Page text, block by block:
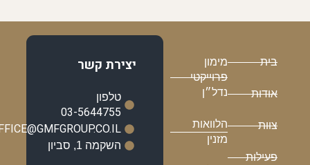
בית
אודות
צוות
פעילות
מימון
פרוייקטי
נדל״ן
הלוואות
מזנין
יצירת קשר
טלפון
03-5644755
OFFICE@GMFGROUP.CO.IL
השקמה 1, סביון